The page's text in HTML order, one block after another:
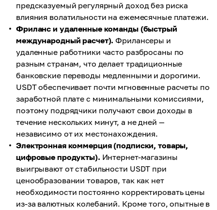
предсказуемый регулярный доход без риска
влияния волатильности на ежемесячные платежи.
Фриланс и удаленные команды (быстрый
международный расчет). Фрилансеры и
удаленные работники часто разбросаны по
разным странам, что делает традиционные
банковские переводы медленными и дорогими.
USDT обеспечивает почти мгновенные расчеты по
заработной плате с минимальными комиссиями,
поэтому подрядчики получают свои доходы в
течение нескольких минут, а не дней —
независимо от их местонахождения.
Электронная коммерция (подписки, товары,
цифровые продукты). Интернет-магазины
выигрывают от стабильности USDT при
ценообразовании товаров, так как нет
необходимости постоянно корректировать цены
из-за валютных колебаний. Кроме того, опытные в